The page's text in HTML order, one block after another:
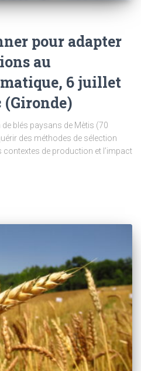
pour adapter
au
6 juillet
(Gironde)
blés paysans de Mètis (70
des méthodes de sélection
de production et l’impact